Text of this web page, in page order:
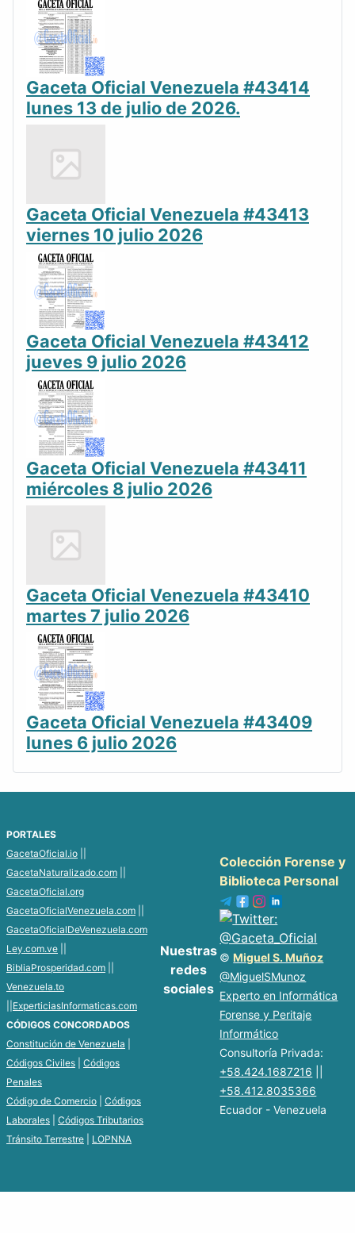
Gaceta Oficial Venezuela #43414
lunes 13 de julio de 2026.
Gaceta Oficial Venezuela #43413
viernes 10 julio 2026
Gaceta Oficial Venezuela #43412
jueves 9 julio 2026
Gaceta Oficial Venezuela #43411
miércoles 8 julio 2026
Gaceta Oficial Venezuela #43410
martes 7 julio 2026
Gaceta Oficial Venezuela #43409
lunes 6 julio 2026
PORTALES
GacetaOficial.io
GacetaNaturalizado.com
GacetaOficial.org
GacetaOficialVenezuela.com
GacetaOficialDeVenezuela.com
Ley.com.ve
BibliaProsperidad.com
Venezuela.to
ExperticiasInformaticas.com
CÓDIGOS CONCORDADOS
Constitución de Venezuela
Códigos Civiles
Códigos
Penales
Código de Comercio
Códigos
Laborales
Códigos Tributarios
Tránsito Terrestre
LOPNNA
Nuestras
redes
sociales
Colección Forense y
Biblioteca Personal
©Miguel S. Muñoz
@MiguelSMunoz
Experto en Informática
Forense y Peritaje
Informático
Consultoría Privada:
+58.424.1687216
+58.412.8035366
Ecuador - Venezuela